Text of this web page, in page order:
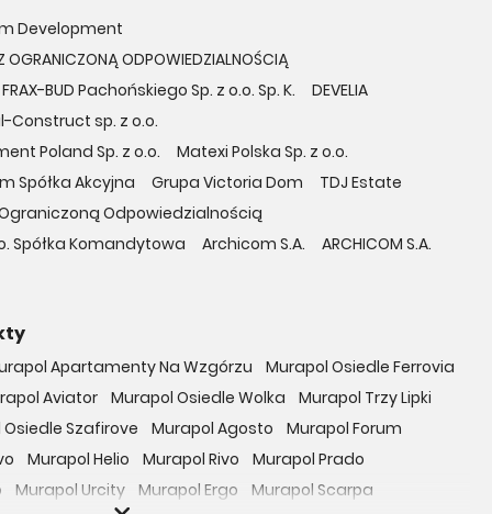
Development
OGRANICZONĄ ODPOWIEDZIALNOŚCIĄ
FRAX-BUD Pachońskiego Sp. z o.o. Sp. K.
DEVELIA
Construct sp. z o.o.
Poland Sp. z o.o.
Matexi Polska Sp. z o.o.
Spółka Akcyjna Grupa Victoria Dom
TDJ Estate
Ograniczoną Odpowiedzialnością
Spółka Komandytowa
Archicom S.A.
ARCHICOM S.A.
Apartamenty Na Wzgórzu
Murapol Osiedle Ferrovia
Aviator Murapol Osiedle Wolka
Murapol Trzy Lipki
Szafirove Murapol Agosto
Murapol Forum
Murapol Helio Murapol Rivo
Murapol Prado
Murapol Urcity Murapol Ergo
Murapol Scarpa